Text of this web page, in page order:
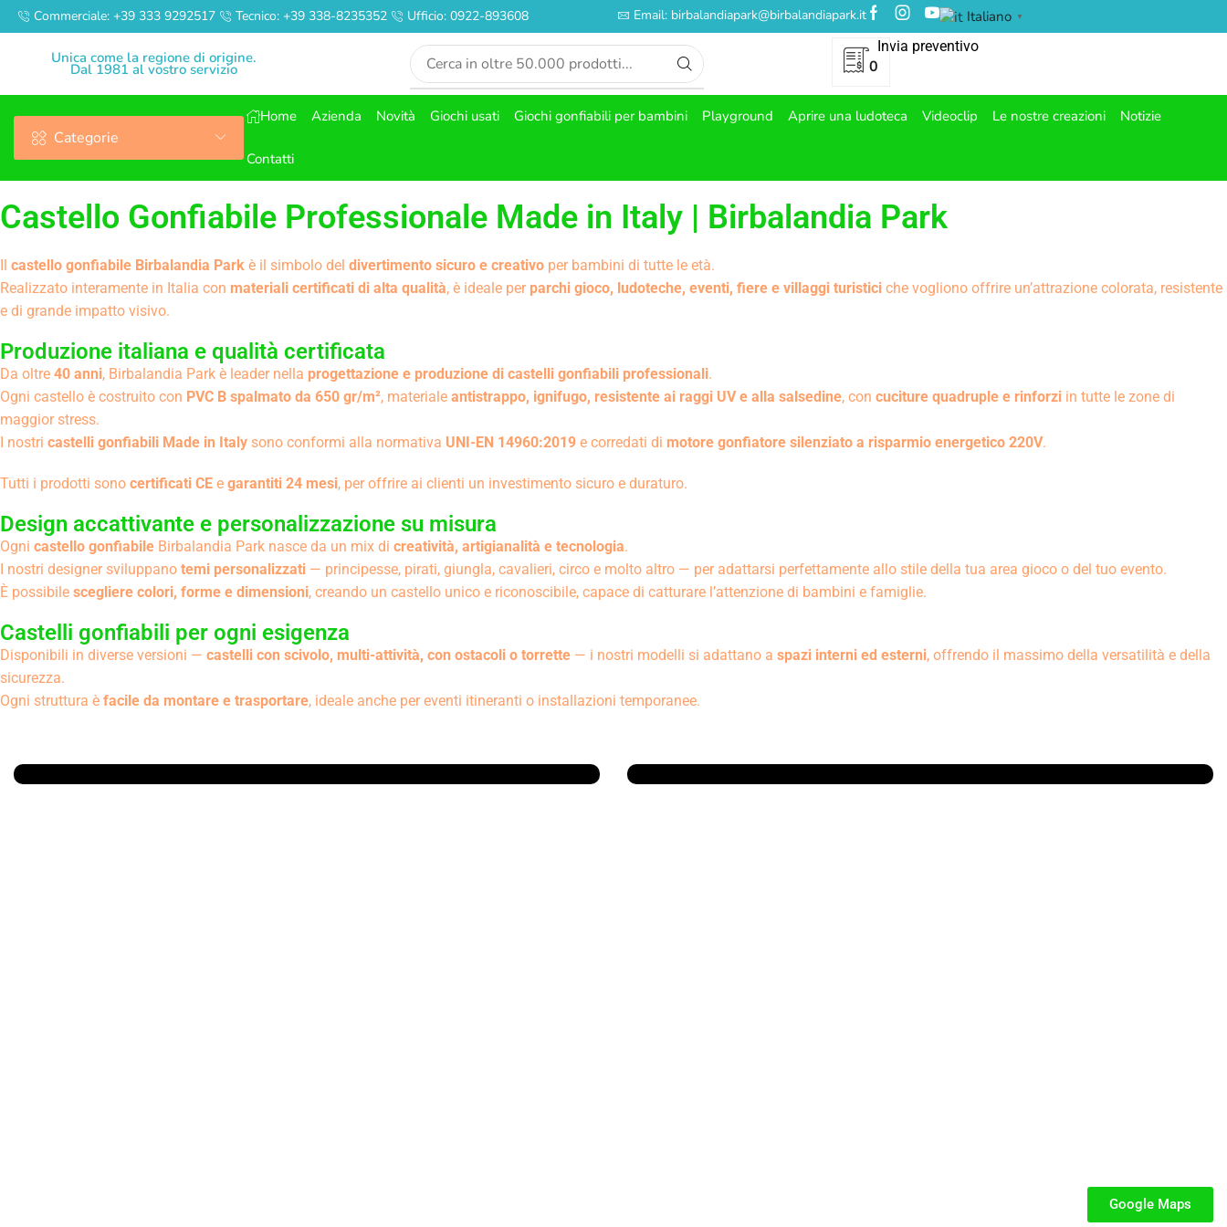
Commerciale: +39 333 9292517 Tecnico: +39 338-8235352 Ufficio: 0922-893608 Email: birbalandiapark@birbalandiapark.it Italiano ▼
Unica come la regione di origine.
Dal 1981 al vostro servizio 0
Invia preventivo
Categorie
Home Azienda Novità Giochi usati Giochi gonfiabili per bambini Playground Aprire una ludoteca Videoclip Le nostre creazioni Notizie
Contatti
Castello Gonfiabile Professionale Made in Italy | Birbalandia Park
Il castello gonfiabile Birbalandia Park è il simbolo del divertimento sicuro e creativo per bambini di tutte le età.
Realizzato interamente in Italia con materiali certificati di alta qualità, è ideale per parchi gioco, ludoteche, eventi, fiere e villaggi turistici che vogliono offrire un’attrazione colorata, resistente
e di grande impatto visivo.
Produzione italiana e qualità certificata
Da oltre 40 anni, Birbalandia Park è leader nella progettazione e produzione di castelli gonfiabili professionali.
Ogni castello è costruito con PVC B spalmato da 650 gr/m², materiale antistrappo, ignifugo, resistente ai raggi UV e alla salsedine, con cuciture quadruple e rinforzi in tutte le zone di
maggior stress.
I nostri castelli gonfiabili Made in Italy sono conformi alla normativa UNI-EN 14960:2019 e corredati di motore gonfiatore silenziato a risparmio energetico 220V.
Tutti i prodotti sono certificati CE e garantiti 24 mesi, per offrire ai clienti un investimento sicuro e duraturo.
Design accattivante e personalizzazione su misura
Ogni castello gonfiabile Birbalandia Park nasce da un mix di creatività, artigianalità e tecnologia.
I nostri designer sviluppano temi personalizzati — principesse, pirati, giungla, cavalieri, circo e molto altro — per adattarsi perfettamente allo stile della tua area gioco o del tuo evento.
È possibile scegliere colori, forme e dimensioni, creando un castello unico e riconoscibile, capace di catturare l’attenzione di bambini e famiglie.
Castelli gonfiabili per ogni esigenza
Disponibili in diverse versioni — castelli con scivolo, multi-attività, con ostacoli o torrette — i nostri modelli si adattano a spazi interni ed esterni, offrendo il massimo della versatilità e della
sicurezza.
Ogni struttura è facile da montare e trasportare, ideale anche per eventi itineranti o installazioni temporanee.
Parlano Di Noi
Google Maps